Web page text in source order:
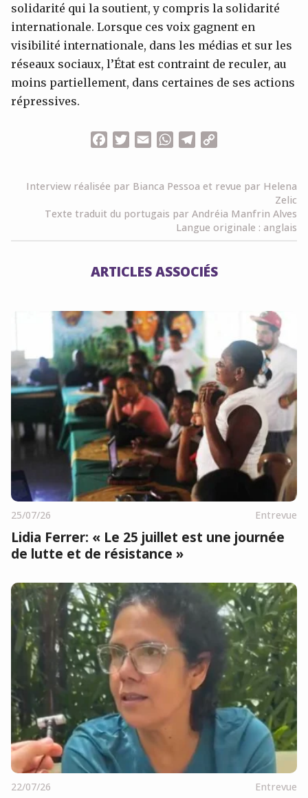
solidarité qui la soutient, y compris la solidarité
internationale. Lorsque ces voix gagnent en
visibilité internationale, dans les médias et sur les
réseaux sociaux, l’État est contraint de reculer, au
moins partiellement, dans certaines de ses actions
répressives.
FacebookTwitterEmailWhatsApp
Telegram
Interview réalisée par Bianca Pessoa et revue par Helena
Zelic
Texte traduit du portugais par Andréia Manfrin Alves
Langue originale : anglais
ARTICLES ASSOCIÉS
25/07/26 Entrevue
Lidia Ferrer: « Le 25 juillet est une journée
de lutte et de résistance »
22/07/26 Entrevue